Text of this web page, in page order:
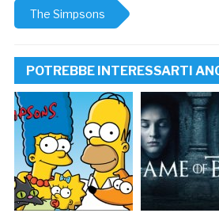
The Simpsons
POTREBBE INTERESSARTI